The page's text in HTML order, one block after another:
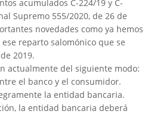
acumulados C-224/19 y C-
Supremo 555/2020, de 26 de
novedades como ya hemos
reparto salomónico que se
2019.
actualmente del siguiente modo:
el banco y el consumidor.
la entidad bancaria.
la entidad bancaria deberá